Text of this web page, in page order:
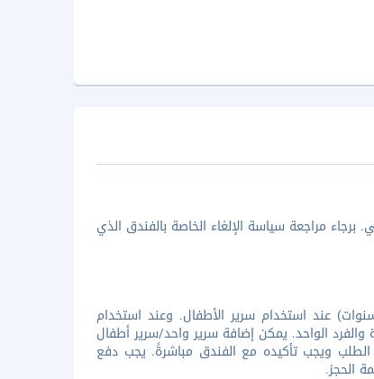
مراجعة سياسة الإلغاء الخاصة بالفندق الذي
مرحب بهم. تقدم المنشأة إقامة مجانية لجميع الاشخاص (أقل من 4 سنوات) عند استخدام سرير الأطفال. وعند استخدام
والفرد الواحد. يمكن إضافة سرير واحد/سرير أطفال
الطلب ويجب تأكيده مع الفندق مباشرةً. يجب دفع
الحجز.